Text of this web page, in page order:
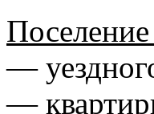
—
—